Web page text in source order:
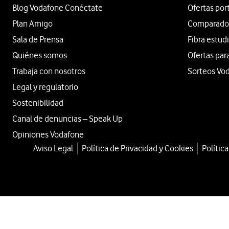
Blog Vodafone Conéctate
Plan Amigo
Sala de Prensa
Quiénes somos
Trabaja con nosotros
Legal y regulatorio
Sostenibilidad
Canal de denuncias – Speak Up
Opiniones Vodafone
Ofertas
Fibra
Ofertas
Sorteos
Aviso Legal Política de Privacidad y Cookies